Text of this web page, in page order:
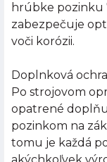
hrúbke pozinku
zabezpečuje
voči korózii.
Doplnková
Po strojovom
opatrené
pozinkom na
tomu je každá